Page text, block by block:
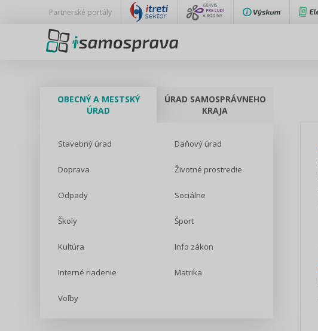
Partnerské portály
OBECNÝ A MESTSKÝ
ÚRAD
ÚRAD SAMOSPRÁVNEHO
KRAJA
Stavebný úrad Daňový úrad
Doprava Životné prostredie
Odpady Sociálne
Školy Šport
Kultúra Info zákon
Interné riadenie Matrika
Voľby